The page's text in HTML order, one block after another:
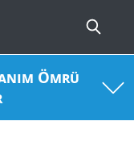
Ömrü